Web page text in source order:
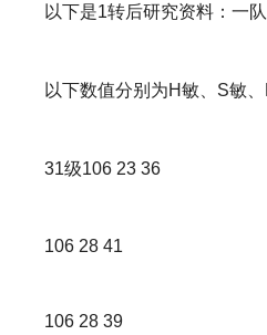
以下是1转后研究资料：一队5
以下数值分别为H敏、S敏、
31级106 23 36
106 28 41
106 28 39